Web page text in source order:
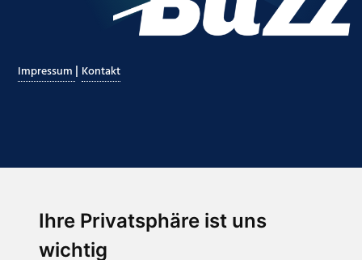
Ihre Privatsphäre ist uns
wichtig
Impressum | Kontakt
Abonnieren Sie unseren Newsletter